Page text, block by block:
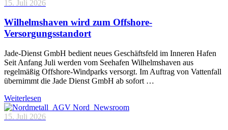
15. Juli 2026
Wilhelmshaven wird zum Offshore-
Versorgungsstandort
Jade-Dienst GmbH bedient neues Geschäftsfeld im Inneren Hafen
Seit Anfang Juli werden vom Seehafen Wilhelmshaven aus
regelmäßig Offshore-Windparks versorgt. Im Auftrag von Vattenfall
übernimmt die Jade Dienst GmbH ab sofort …
Weiterlesen
15. Juli 2026